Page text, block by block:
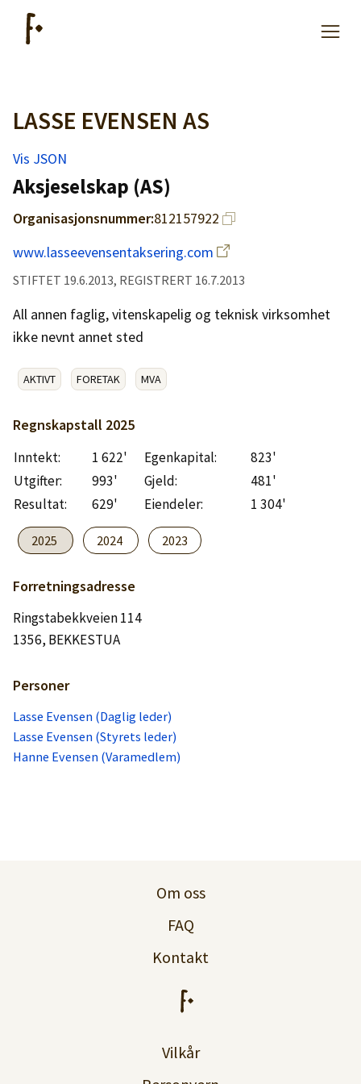
Artikler
Hjelp
Kjøpe lister
Priser
Logg inn
Lag konto
LASSE EVENSEN AS
Vis JSON
Aksjeselskap (AS)
Organisasjonsnummer:812157922
www.lasseevensentaksering.com
STIFTET 19.6.2013, REGISTRERT 16.7.2013
All annen faglig, vitenskapelig og teknisk virksomhet
ikke nevnt annet sted
AKTIVT FORETAK MVA
Regnskapstall 2025
Inntekt: 1 622' Egenkapital:
823'
Utgifter:
993' Gjeld:
481'
Resultat:
629' Eiendeler: 1 304'
2025 2024 2023
Forretningsadresse
Ringstabekkveien 114
1356, BEKKESTUA
Personer
Lasse Evensen (Daglig leder)
Lasse Evensen (Styrets leder)
Hanne Evensen (Varamedlem)
Om oss
FAQ
Kontakt
Vilkår